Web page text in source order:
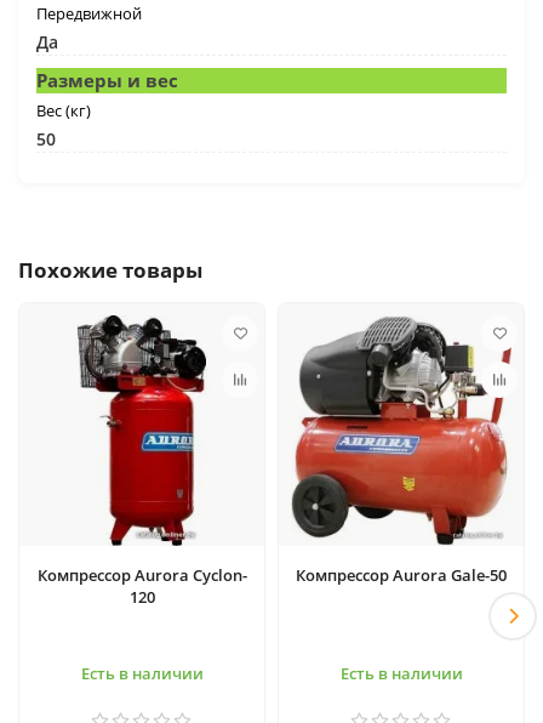
Передвижной
Да
Размеры и вес
Вес (кг)
50
Похожие товары
Компрессор Aurora Cyclon-
120
Есть в наличии
Компрессор Aurora Gale-50
Есть в наличии